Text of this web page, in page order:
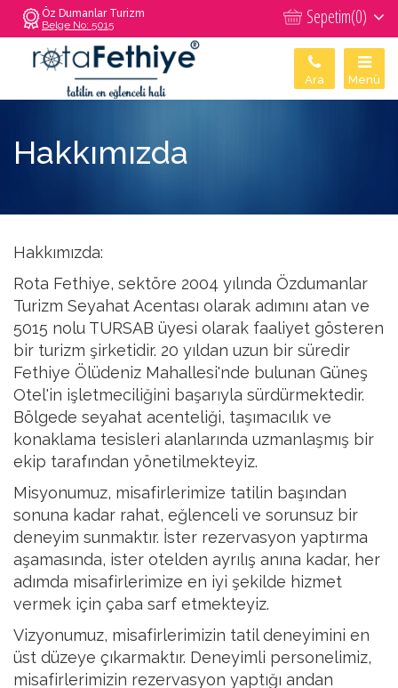
Sepetim(0)
Öz Dumanlar Turizm
Belge No: 5015
Menü
Ara
Hakkımızda
Hakkımızda:
Rota Fethiye, sektöre 2004 yılında Özdumanlar
Turizm Seyahat Acentası olarak adımını atan ve
5015 nolu TURSAB üyesi olarak faaliyet gösteren
bir turizm şirketidir. 20 yıldan uzun bir süredir
Fethiye Ölüdeniz Mahallesi'nde bulunan Güneş
Otel'in işletmeciliğini başarıyla sürdürmektedir.
Bölgede seyahat acenteliği, taşımacılık ve
konaklama tesisleri alanlarında uzmanlaşmış bir
ekip tarafından yönetilmekteyiz.
Misyonumuz, misafirlerimize tatilin başından
sonuna kadar rahat, eğlenceli ve sorunsuz bir
deneyim sunmaktır. İster rezervasyon yaptırma
aşamasında, ister otelden ayrılış anına kadar, her
adımda misafirlerimize en iyi şekilde hizmet
vermek için çaba sarf etmekteyiz.
Vizyonumuz, misafirlerimizin tatil deneyimini en
üst düzeye çıkarmaktır. Deneyimli personelimiz,
misafirlerimizin rezervasyon yaptığı andan